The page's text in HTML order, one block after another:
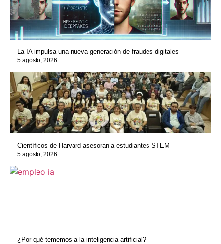
La IA impulsa una nueva generación de fraudes digitales
5 agosto, 2026
Científicos de Harvard asesoran a estudiantes STEM
5 agosto, 2026
¿Por qué tememos a la inteligencia artificial?